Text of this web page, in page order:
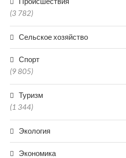
(3 782)
Сельское хозяйство
Спорт
(9 805)
Туризм
(1 344)
Экология
Экономика